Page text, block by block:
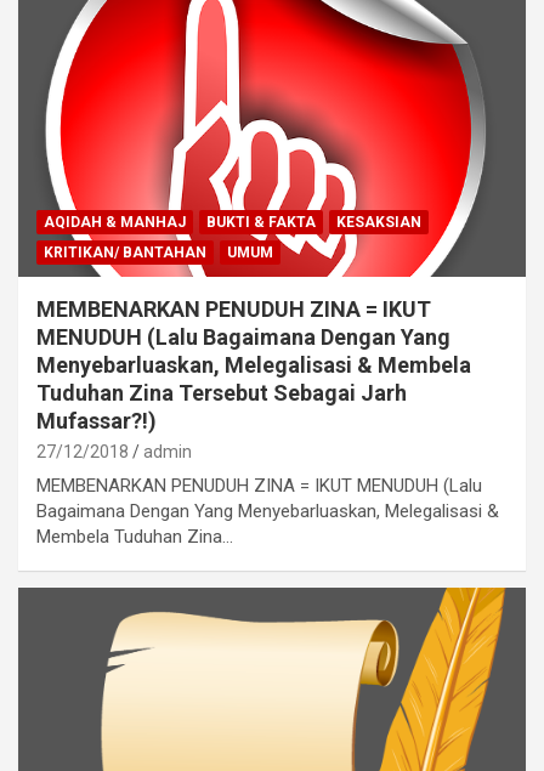
AQIDAH & MANHAJ BUKTI & FAKTA
KESAKSIAN
KRITIKAN/ BANTAHAN
UMUM
MEMBENARKAN PENUDUH ZINA = IKUT
MENUDUH (Lalu Bagaimana Dengan Yang
Menyebarluaskan, Melegalisasi & Membela
Tuduhan Zina Tersebut Sebagai Jarh
Mufassar?!)
27/12/2018 admin
MEMBENARKAN PENUDUH ZINA = IKUT MENUDUH (Lalu
Bagaimana Dengan Yang Menyebarluaskan, Melegalisasi &
Membela Tuduhan Zina…